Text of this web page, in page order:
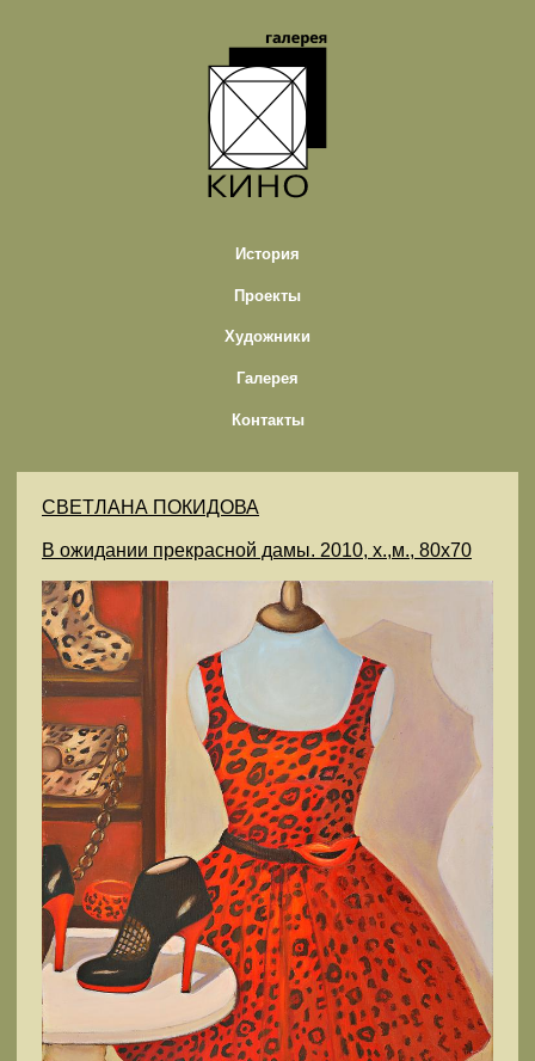
История
Проекты
Художники
Галерея
Контакты
СВЕТЛАНА ПОКИДОВА
В ожидании прекрасной дамы. 2010, х.,м., 80х70